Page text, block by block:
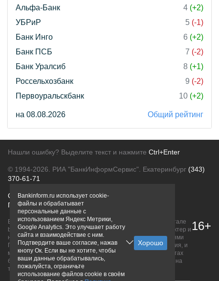
Альфа-Банк
4 (+2)
УБРиР
5 (-1)
Банк Инго
6 (+2)
Банк ПСБ
7 (-2)
Банк Уралсиб
8 (+1)
Россельхозбанк
9 (-2)
Первоуральскбанк
10 (+2)
на 08.08.2026 Общий рейтинг
Нашли ошибку? Выделите текст и нажмите Ctrl+Enter
© 1994-2026. РИА "БанкИнформСервис". Екатеринбург (343)
370-61-71
О проектеПолитика конфиденциальности
Правовая информацияДля рекламодателей
Вся информация о продуктах банков, размещенная на портале
bankinform.ru, носит исключительно ознакомительный характер и
не является публичной офертой, определяемой положениями
ГК РФ. Информация не содержит точного и полного описания, и
может быть изменена. Конечные условия уточняйте на сайтах
банков или при личном обращении. Исключительное право на
товарные знаки принадлежит их правообладателям.
16+
Bankinform.ru использует cookie-
файлы и обрабатывает
персональные данные с
использованием Яндекс Метрики,
Google Analytics. Это улучшает работу
сайта и взаимодействие с ним.
Подтвердите ваше согласие, нажав
кнопу Ок. Если вы не хотите, чтобы
ваши данные обрабатывались,
пожалуйста, ограничьте
использование файлов cookie в своём